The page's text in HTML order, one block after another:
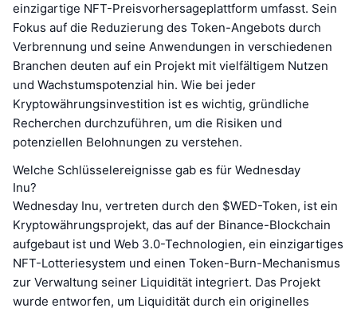
einzigartige NFT-Preisvorhersageplattform umfasst. Sein
Fokus auf die Reduzierung des Token-Angebots durch
Verbrennung und seine Anwendungen in verschiedenen
Branchen deuten auf ein Projekt mit vielfältigem Nutzen
und Wachstumspotenzial hin. Wie bei jeder
Kryptowährungsinvestition ist es wichtig, gründliche
Recherchen durchzuführen, um die Risiken und
potenziellen Belohnungen zu verstehen.
Welche Schlüsselereignisse gab es für Wednesday
Inu?
Wednesday Inu, vertreten durch den $WED-Token, ist ein
Kryptowährungsprojekt, das auf der Binance-Blockchain
aufgebaut ist und Web 3.0-Technologien, ein einzigartiges
NFT-Lotteriesystem und einen Token-Burn-Mechanismus
zur Verwaltung seiner Liquidität integriert. Das Projekt
wurde entworfen, um Liquidität durch ein originelles